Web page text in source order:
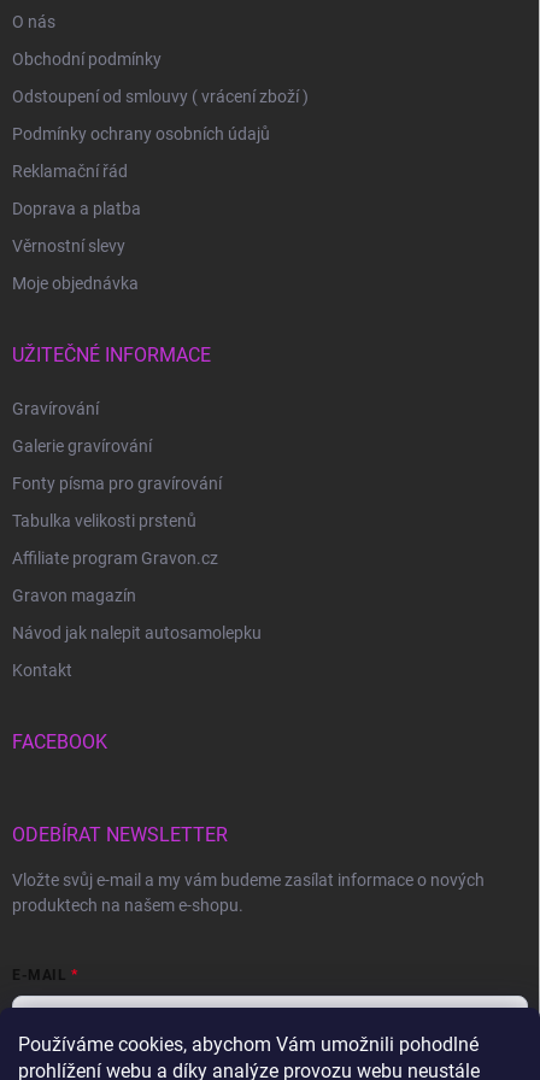
Používáme cookies, abychom Vám umožnili pohodlné
prohlížení webu a díky analýze provozu webu neustále
O nás
Obchodní podmínky
Odstoupení od smlouvy ( vrácení zboží )
Podmínky ochrany osobních údajů
Reklamační řád
Doprava a platba
Věrnostní slevy
Moje objednávka
UŽITEČNÉ INFORMACE
Gravírování
Galerie gravírování
Fonty písma pro gravírování
Tabulka velikosti prstenů
Affiliate program Gravon.cz
Gravon magazín
Návod jak nalepit autosamolepku
Kontakt
FACEBOOK
ODEBÍRAT NEWSLETTER
Vložte svůj e-mail a my vám budeme zasílat informace o nových
produktech na našem e-shopu.
E-MAIL